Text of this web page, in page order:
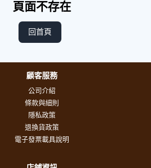
頁面不存在
回首頁
顧客服務
公司介紹
條款與細則
隱私政策
退換貨政策
電子發票載具說明